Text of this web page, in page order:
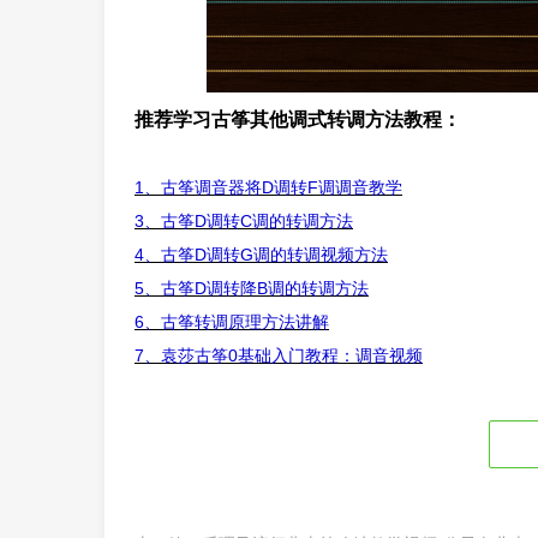
推荐学习古筝其他调式转调方法教程：
1、古筝调音器将D调转F调调音教学
3、古筝D调转C调的转调方法
4、古筝D调转G调的转调视频方法
5、古筝D调转降B调的转调方法
6、古筝转调原理方法讲解
7、袁莎古筝0基础入门教程：调音视频